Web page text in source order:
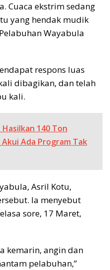
Cuaca ekstrim sedang
yang hendak mudik
Wayabula
respons luas
dibagikan, dan telah
kali.
140 Ton
Akui Ada Program Tak
Asril Kotu,
Ia menyebut
sore, 17 Maret,
kemarin, angin dan
pelabuhan,”